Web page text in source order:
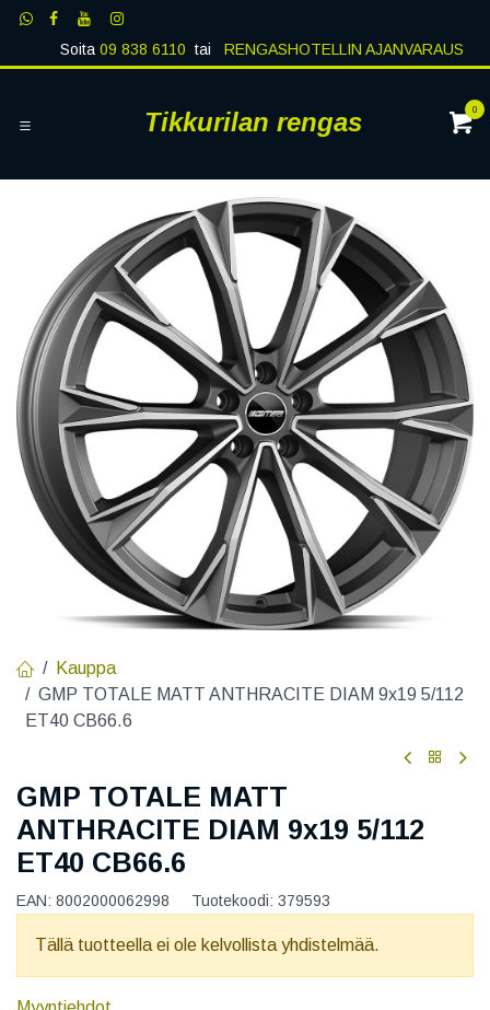
Siirry sisältöön
Soita09 838 6110 tai RENGASHOTELLIN AJANVARAUS
Tikkurilan rengas 0
Kauppa
GMP TOTALE MATT ANTHRACITE DIAM 9x19 5/112
ET40 CB66.6
GMP TOTALE MATT
ANTHRACITE DIAM 9x19 5/112
ET40 CB66.6
EAN: 8002000062998 Tuotekoodi: 379593
Tällä tuotteella ei ole kelvollista yhdistelmää.